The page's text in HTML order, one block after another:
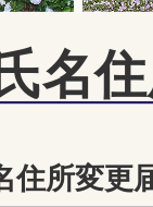
名
住所変更